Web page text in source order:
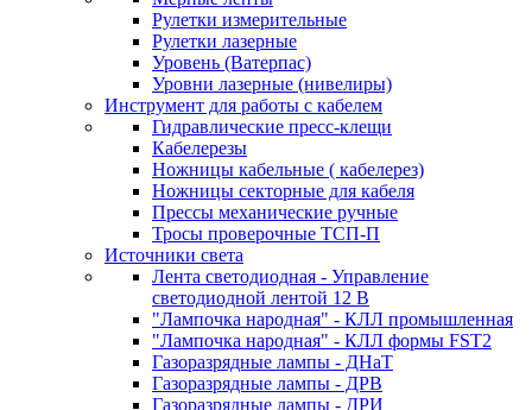
Рулетки измерительные
Рулетки лазерные
Уровень (Ватерпас)
Уровни лазерные (нивелиры)
Инструмент для работы с кабелем
Гидравлические пресс-клещи
Кабелерезы
Ножницы кабельные ( кабелерез)
Ножницы секторные для кабеля
Прессы механические ручные
Тросы проверочные ТСП-П
Источники света
Лента светодиодная - Управление
светодиодной лентой 12 В
"Лампочка народная" - КЛЛ промышленная
"Лампочка народная" - КЛЛ формы FST2
Газоразрядные лампы - ДНаТ
Газоразрядные лампы - ДРВ
Газоразрядные лампы - ДРИ